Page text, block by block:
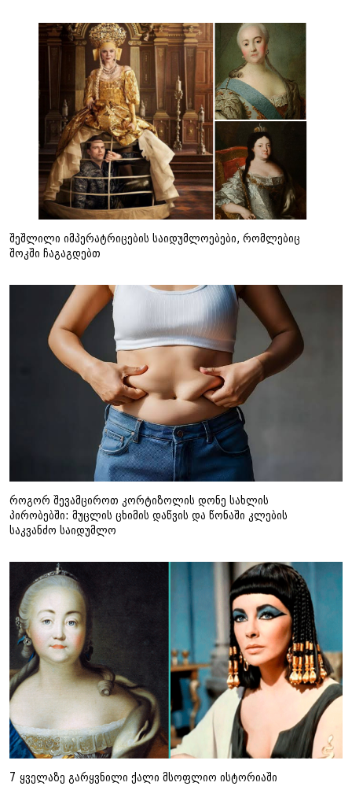
შეშლილი იმპერატრიცების საიდუმლოებები, რომლებიც
შოკში ჩაგაგდებთ
როგორ შევამციროთ კორტიზოლის დონე სახლის
პირობებში: მუცლის ცხიმის დაწვის და წონაში კლების
საკვანძო საიდუმლო
7 ყველაზე გარყვნილი ქალი მსოფლიო ისტორიაში